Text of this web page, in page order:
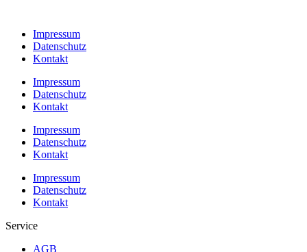
Impressum
Datenschutz
Kontakt
Impressum
Datenschutz
Kontakt
Impressum
Datenschutz
Kontakt
Impressum
Datenschutz
Kontakt
Service
AGB